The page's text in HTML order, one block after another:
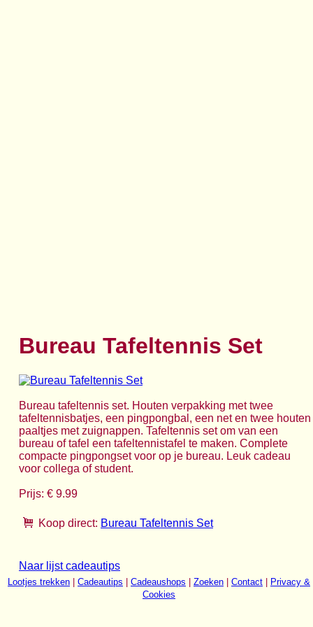
Bureau Tafeltennis Set
Bureau tafeltennis set. Houten verpakking met twee
tafeltennisbatjes, een pingpongbal, een net en twee houten
paaltjes met zuignappen. Tafeltennis set om van een
bureau of tafel een tafeltennistafel te maken. Complete
compacte pingpongset voor op je bureau. Leuk cadeau
voor collega of student.
Prijs: € 9.99
Koop direct: Bureau Tafeltennis Set
Naar lijst cadeautips
Lootjes trekken Cadeautips Cadeaushops Zoeken Contact
Privacy &
Cookies